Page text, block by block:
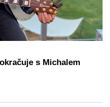
s Michalem